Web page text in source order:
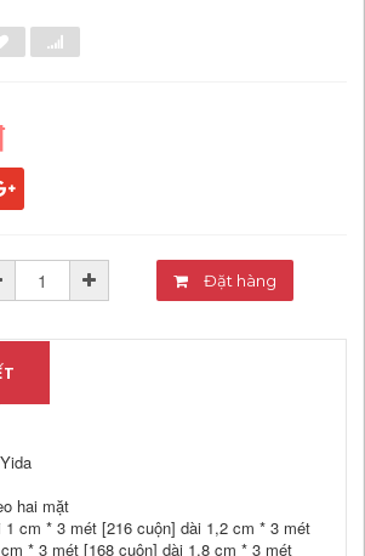
Đặt hàng
hai mặt
1 cm * 3 mét [216 cuộn] dài 1,2 cm * 3 mét
* 3 mét [168 cuộn] dài 1,8 cm * 3 mét